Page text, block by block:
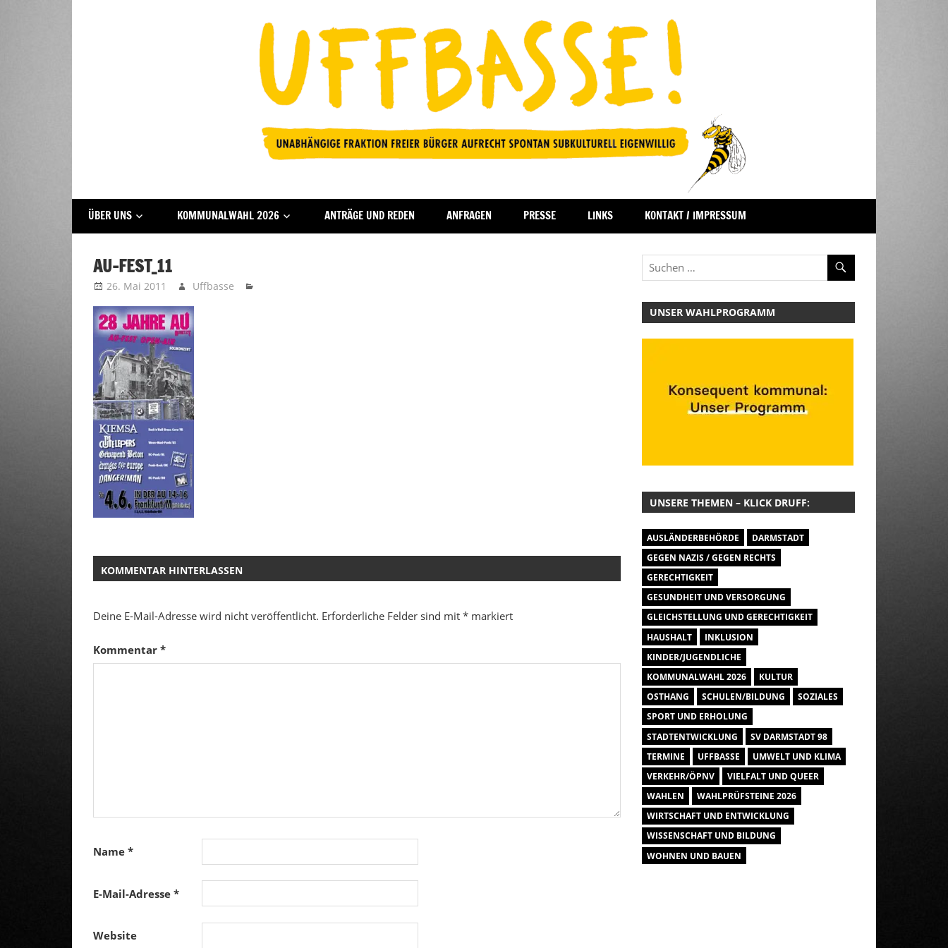
UFFBASSE!
Darmstadt
ÜBER UNS KOMMUNALWAHL 2026 ANTRÄGE UND REDEN ANFRAGEN PRESSE LINKS KONTAKT / IMPRESSUM
AU-FEST_11
26. Mai 2011 Uffbasse
KOMMENTAR HINTERLASSEN
Deine E-Mail-Adresse wird nicht veröffentlicht. Erforderliche Felder sind mit * markiert
Kommentar *
Name *
E-Mail-Adresse *
Website
UNSER WAHLPROGRAMM
UNSERE THEMEN – KLICK DRUFF:
AUSLÄNDERBEHÖRDE
DARMSTADT
GEGEN NAZIS / GEGEN RECHTS
GERECHTIGKEIT
GESUNDHEIT UND VERSORGUNG
GLEICHSTELLUNG UND GERECHTIGKEIT
HAUSHALT
INKLUSION
KINDER/JUGENDLICHE
KOMMUNALWAHL 2026
KULTUR
OSTHANG
SCHULEN/BILDUNG
SOZIALES
SPORT UND ERHOLUNG
STADTENTWICKLUNG
SV DARMSTADT 98
TERMINE
UFFBASSE
UMWELT UND KLIMA
VERKEHR/ÖPNV
VIELFALT UND QUEER
WAHLEN
WAHLPRÜFSTEINE 2026
WIRTSCHAFT UND ENTWICKLUNG
WISSENSCHAFT UND BILDUNG
WOHNEN UND BAUEN